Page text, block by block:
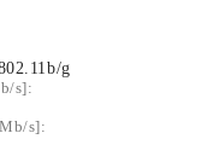
g
s]:
s]: